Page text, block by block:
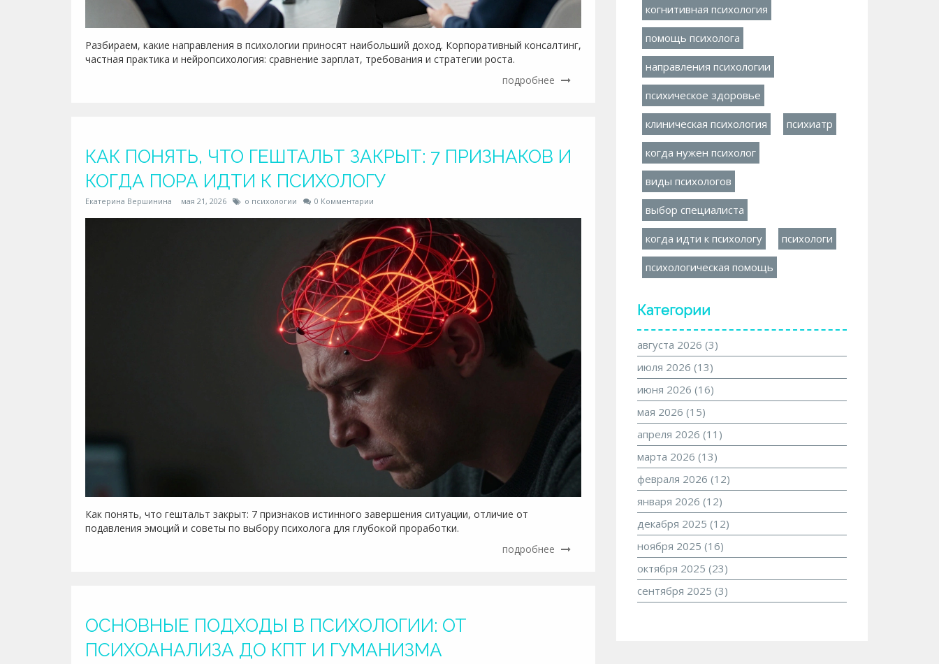
Разбираем, какие направления в психологии приносят наибольший доход. Корпоративный консалтинг,
частная практика и нейропсихология: сравнение зарплат, требования и стратегии роста.
подробнее
КАК ПОНЯТЬ, ЧТО ГЕШТАЛЬТ ЗАКРЫТ: 7 ПРИЗНАКОВ И
КОГДА ПОРА ИДТИ К ПСИХОЛОГУ
Екатерина Вершинина мая 21, 2026 о психологии 0 Комментарии
Как понять, что гештальт закрыт: 7 признаков истинного завершения ситуации, отличие от
подавления эмоций и советы по выбору психолога для глубокой проработки.
подробнее
ОСНОВНЫЕ ПОДХОДЫ В ПСИХОЛОГИИ: ОТ
ПСИХОАНАЛИЗА ДО КПТ И ГУМАНИЗМА
когнитивная психология
помощь психолога
направления психологии
психическое здоровье
клиническая психология психиатр
когда нужен психолог
виды психологов
выбор специалиста
когда идти к психологу психологи
психологическая помощь
Категории
августа 2026 (3)
июля 2026 (13)
июня 2026 (16)
мая 2026 (15)
апреля 2026 (11)
марта 2026 (13)
февраля 2026 (12)
января 2026 (12)
декабря 2025 (12)
ноября 2025 (16)
октября 2025 (23)
сентября 2025 (3)